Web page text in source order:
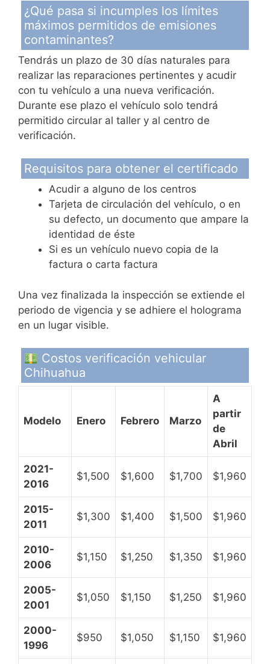
¿Qué pasa si incumples los límites
máximos permitidos de emisiones
contaminantes?
Tendrás un plazo de 30 días naturales para
realizar las reparaciones pertinentes y acudir
con tu vehículo a una nueva verificación.
Durante ese plazo el vehículo solo tendrá
permitido circular al taller y al centro de
verificación.
Requisitos para obtener el certificado
Acudir a alguno de los centros
Tarjeta de circulación del vehículo, o en
su defecto, un documento que ampare la
identidad de éste
Si es un vehículo nuevo copia de la
factura o carta factura
Una vez finalizada la inspección se extiende el
periodo de vigencia y se adhiere el holograma
en un lugar visible.
Costos verificación vehicular
Chihuahua
Modelo Enero Febrero Marzo
A
partir
de
Abril
2021-
2016
$1,500 $1,600 $1,700 $1,960
2015-
2011
$1,300 $1,400 $1,500 $1,960
2010-
2006
$1,150 $1,250 $1,350 $1,960
2005-
2001
$1,050 $1,150 $1,250 $1,960
2000-
1996
$950 $1,050 $1,150 $1,960